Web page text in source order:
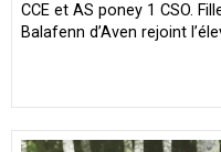
CCE et AS poney 1 CSO.
Balafenn d’Aven rejoint